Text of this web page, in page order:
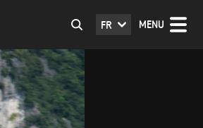
MENU
FR